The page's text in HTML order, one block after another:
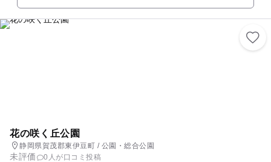
子どもたちの幸せを願います。ぜひお子様を連れていらして下さい。海に
面した会場からは、伊豆七島も望めます！！
花の咲く丘公園
静岡県賀茂郡東伊豆町 / 公園・総合公園
未評価
0人が口コミ投稿